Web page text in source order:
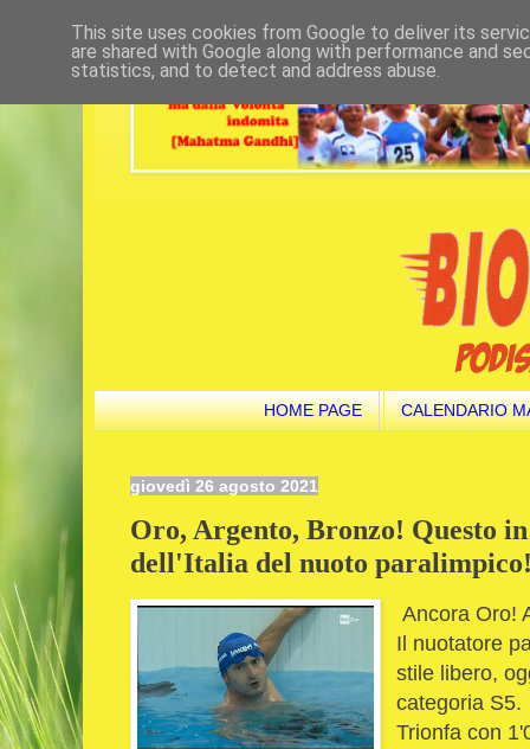
HOME PAGE CALENDARIO
giovedì 26 agosto 2021
Oro, Argento, Bronzo! Questo
dell'Italia del nuoto
Ancora Oro!
Il nuotatore
stile libero,
categoria S5.
Trionfa con
This site uses cookies from Google to deliver its
are shared with Google along with performance and
statistics, and to detect and address abuse.